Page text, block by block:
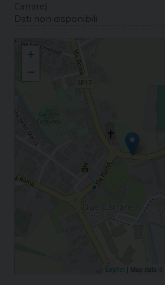
Carrare)
Dati non disponibili
Carrara S. Giorgio S. Giorgio
+
−
Leaflet | Map data ©